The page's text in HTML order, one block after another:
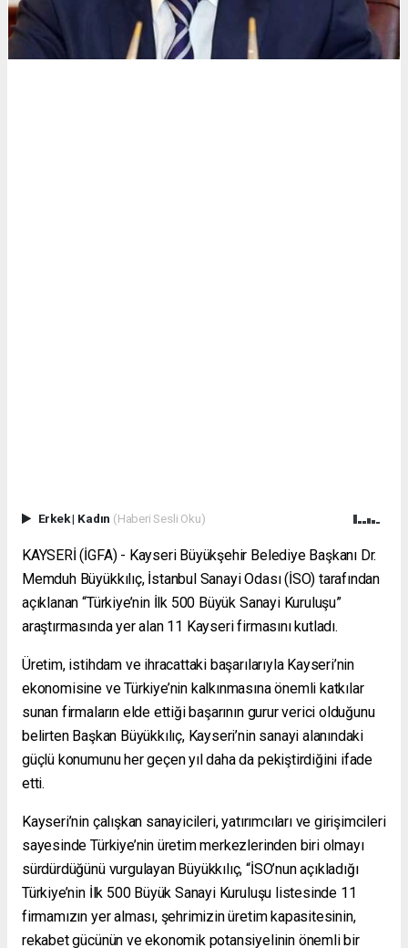
Erkek| Kadın (Haberi Sesli Oku)
KAYSERİ (İGFA) - Kayseri Büyükşehir Belediye Başkanı Dr.
Memduh Büyükkılıç, İstanbul Sanayi Odası (İSO) tarafından
açıklanan “Türkiye’nin İlk 500 Büyük Sanayi Kuruluşu”
araştırmasında yer alan 11 Kayseri firmasını kutladı.
Üretim, istihdam ve ihracattaki başarılarıyla Kayseri’nin
ekonomisine ve Türkiye’nin kalkınmasına önemli katkılar
sunan firmaların elde ettiği başarının gurur verici olduğunu
belirten Başkan Büyükkılıç, Kayseri’nin sanayi alanındaki
güçlü konumunu her geçen yıl daha da pekiştirdiğini ifade
etti.
Kayseri’nin çalışkan sanayicileri, yatırımcıları ve girişimcileri
sayesinde Türkiye’nin üretim merkezlerinden biri olmayı
sürdürdüğünü vurgulayan Büyükkılıç, “İSO’nun açıkladığı
Türkiye’nin İlk 500 Büyük Sanayi Kuruluşu listesinde 11
firmamızın yer alması, şehrimizin üretim kapasitesinin,
rekabet gücünün ve ekonomik potansiyelinin önemli bir